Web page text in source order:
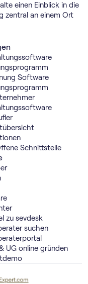
einen Einblick in die
zentral an einem Ort
Software
Schnittstelle
zu sevdesk
suchen
UG online gründen